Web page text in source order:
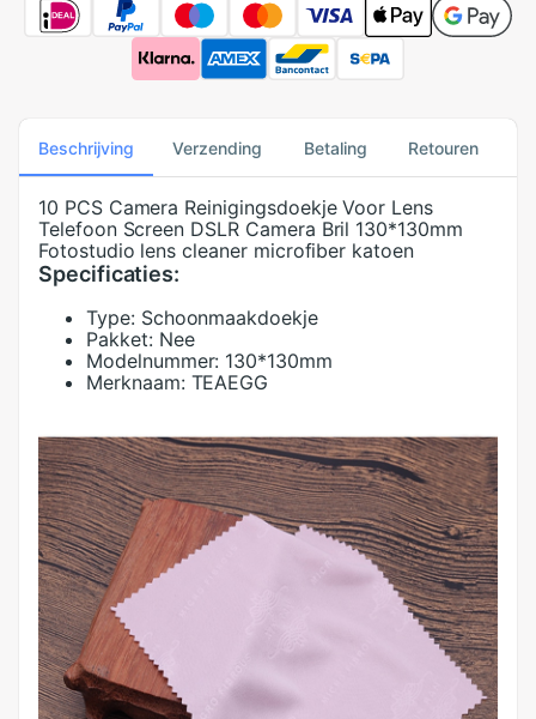
Beschrijving Verzending Betaling Retouren
10 PCS Camera Reinigingsdoekje Voor Lens
Telefoon Screen DSLR Camera Bril 130*130mm
Fotostudio lens cleaner microfiber katoen
Specificaties:
Type: Schoonmaakdoekje
Pakket: Nee
Modelnummer: 130*130mm
Merknaam: TEAEGG